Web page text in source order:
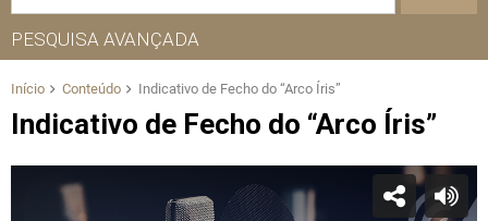
PESQUISA AVANÇADA
Início Conteúdo Indicativo de Fecho do “Arco Íris”
Indicativo de Fecho do “Arco Íris”